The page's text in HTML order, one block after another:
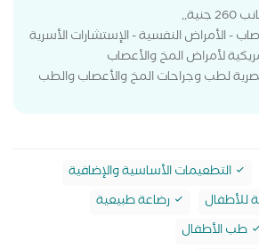
- الأمراض النفسية - الإستشارات الأسرية
لأمراض المخ والأعصاب
لطب وجراحات المخ والأعصاب والطب
التطعيمات الأساسية والإضافية
للأطفال
رضاعة طبيعية
طب الأطفال